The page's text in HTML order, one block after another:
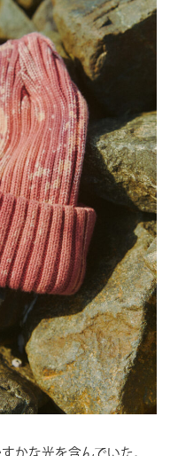
かな光を含んでいた。